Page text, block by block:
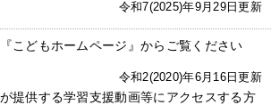
令和7(2025)年9月29日更新
こどもホームページ』からご覧ください
令和2(2020)年6月16日更新
提供する学習支援動画等にアクセスする方